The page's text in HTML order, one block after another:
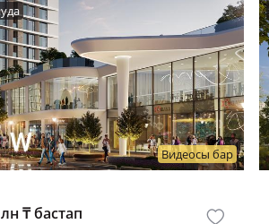
Видеосы бар
₸ бастап